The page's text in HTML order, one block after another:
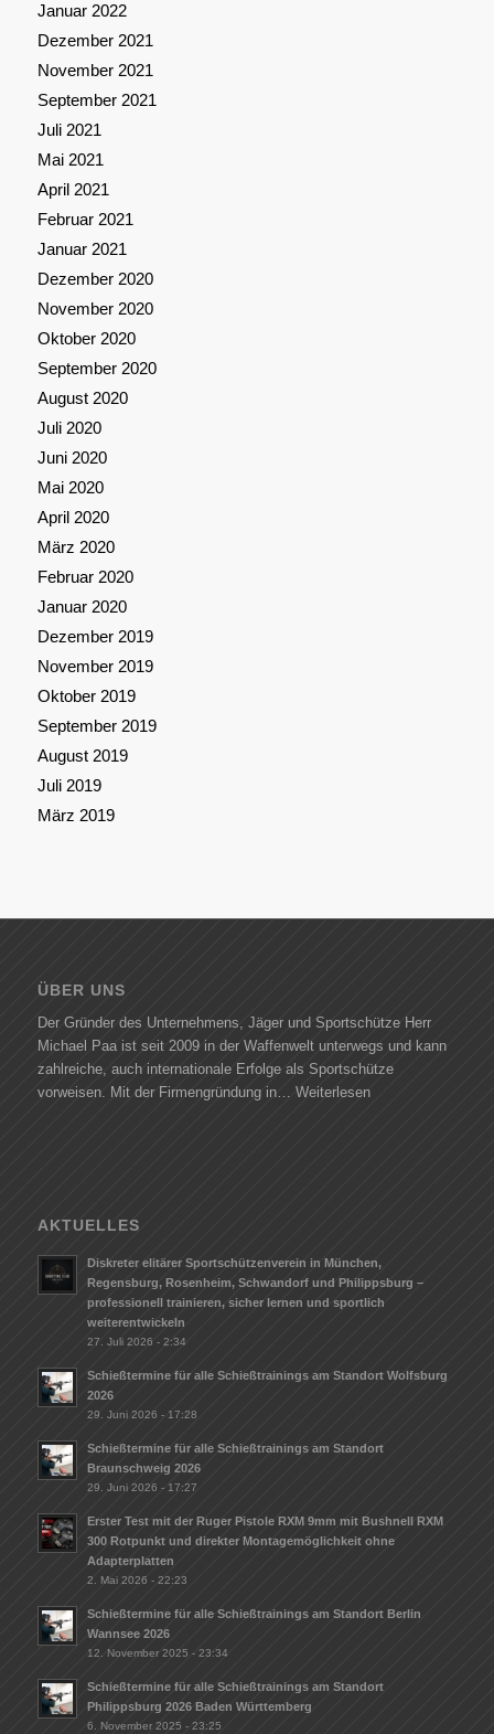
Januar 2022
Dezember 2021
November 2021
September 2021
Juli 2021
Mai 2021
April 2021
Februar 2021
Januar 2021
Dezember 2020
November 2020
Oktober 2020
September 2020
August 2020
Juli 2020
Juni 2020
Mai 2020
April 2020
März 2020
Februar 2020
Januar 2020
Dezember 2019
November 2019
Oktober 2019
September 2019
August 2019
Juli 2019
März 2019
ÜBER UNS
Der Gründer des Unternehmens, Jäger und Sportschütze Herr
Michael Paa ist seit 2009 in der Waffenwelt unterwegs und kann
zahlreiche, auch internationale Erfolge als Sportschütze
vorweisen. Mit der Firmengründung in… Weiterlesen
AKTUELLES
Diskreter elitärer Sportschützenverein in München,
Regensburg, Rosenheim, Schwandorf und Philippsburg –
professionell trainieren, sicher lernen und sportlich
weiterentwickeln
27. Juli 2026 - 2:34
Schießtermine für alle Schießtrainings am Standort Wolfsburg
2026
29. Juni 2026 - 17:28
Schießtermine für alle Schießtrainings am Standort
Braunschweig 2026
29. Juni 2026 - 17:27
Erster Test mit der Ruger Pistole RXM 9mm mit Bushnell RXM
300 Rotpunkt und direkter Montagemöglichkeit ohne
Adapterplatten
2. Mai 2026 - 22:23
Schießtermine für alle Schießtrainings am Standort Berlin
Wannsee 2026
12. November 2025 - 23:34
Schießtermine für alle Schießtrainings am Standort
Philippsburg 2026 Baden Württemberg
6. November 2025 - 23:25